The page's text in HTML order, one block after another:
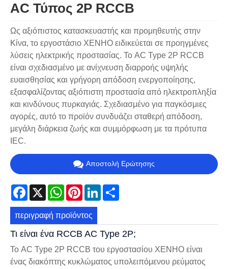
AC Τύπος 2P RCCB
Ως αξιόπιστος κατασκευαστής και προμηθευτής στην
Κίνα, το εργοστάσιο XENHO ειδικεύεται σε προηγμένες
λύσεις ηλεκτρικής προστασίας. Το AC Type 2P RCCB
είναι σχεδιασμένο με ανίχνευση διαρροής υψηλής
ευαισθησίας και γρήγορη απόδοση ενεργοποίησης,
εξασφαλίζοντας αξιόπιστη προστασία από ηλεκτροπληξία
και κινδύνους πυρκαγιάς. Σχεδιασμένο για παγκόσμιες
αγορές, αυτό το προϊόν συνδυάζει σταθερή απόδοση,
μεγάλη διάρκεια ζωής και συμμόρφωση με τα πρότυπα
IEC.
Αποστολή Ερώτησης
Facebook
X WhatsApp
PinterestLinkedIn
περιγραφή προϊόντος
Τι είναι ένα RCCB AC Type 2P;
Το AC Type 2P RCCB του εργοστασίου XENHO είναι
ένας διακόπτης κυκλώματος υπολειπόμενου ρεύματος